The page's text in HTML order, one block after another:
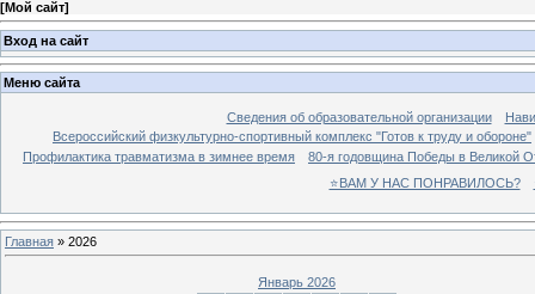
[Мой сайт]
Вход на сайт
Меню сайта
Сведения об образовательной организации
Всероссийский физкультурно-спортивный комплекс "Готов к труду и обороне"
Профилактика травматизма в зимнее время
80-я годовщина Победы в Великой
⭐ВАМ У НАС ПОНРАВИЛОСЬ?
Главная » 2026
Январь 2026